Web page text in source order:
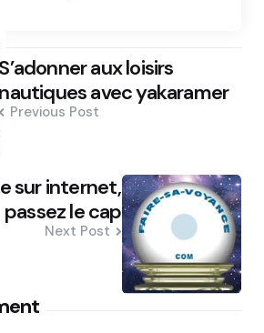
S’adonner aux loisirs
nautiques avec yakaramer
Previous Post
sur internet,
passez le cap
Next Post